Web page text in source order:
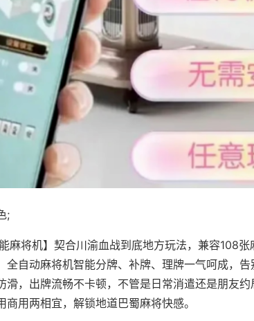
;
能麻将机】契合川渝血战到底地方玩法，兼容108
全自动麻将机智能分牌、补牌、理牌一气呵成，
滑，出牌流畅不卡顿，不管是日常消遣还是朋友
用两相宜，解锁地道巴蜀麻将快感。